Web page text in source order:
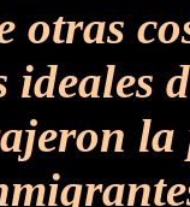
otras